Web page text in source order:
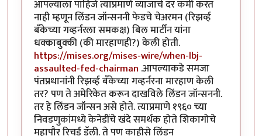
आपल्याला पाहिजे त्याप्रमाणे व्याजाचे दर कमी करत
नाही म्हणून लिंडन जॉन्सननी फेडचे चेअरमन (रिझर्व्ह
बँकेच्या गव्हर्नरला समकक्ष) बिल मार्टीन यांना
धक्काबुक्की (की मारहाणही?) केली होती.
https://mises.org/mises-wire/when-lbj-
assaulted-fed-chairman .आपल्याकडे समजा
पंतप्रधानांनी रिझर्व्ह बँकेच्या गव्हर्नरना मारहाण केली
तर? पण ते अमेरिकेत करून दाखविले लिंडन जॉन्सननी.
तर हे लिंडन जॉन्सन असे होते. त्याप्रमाणे १९६० च्या
निवडणुकांमध्ये केनेडींचे खंदे समर्थक होते शिकागोचे
महापौर रिचर्ड डॅली. ते पण काहीसे लिंडन